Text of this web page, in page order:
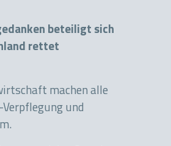
beteiligt sich
rettet
machen alle
und